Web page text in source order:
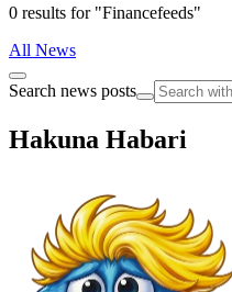
0 results for "Financefeeds"
All News
Search news posts
Hakuna Habari